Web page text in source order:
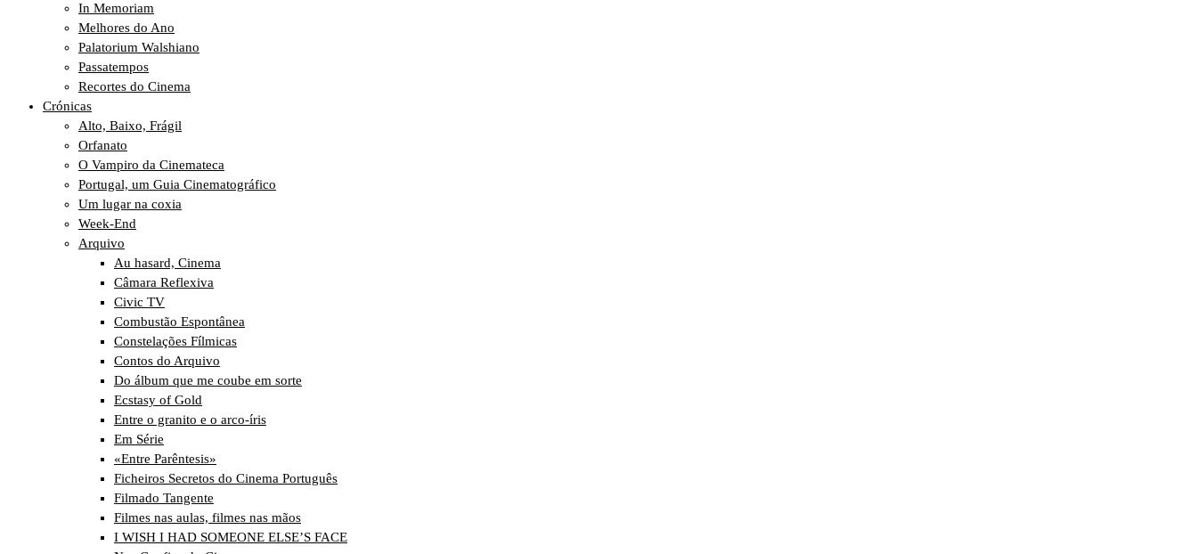
In Memoriam
Melhores do Ano
Palatorium Walshiano
Passatempos
Recortes do Cinema
Crónicas
Alto, Baixo, Frágil
Orfanato
O Vampiro da Cinemateca
Portugal, um Guia Cinematográfico
Um lugar na coxia
Week-End
Arquivo
Au hasard, Cinema
Câmara Reflexiva
Civic TV
Combustão Espontânea
Constelações Fílmicas
Contos do Arquivo
Do álbum que me coube em sorte
Ecstasy of Gold
Entre o granito e o arco-íris
Em Série
«Entre Parêntesis»
Ficheiros Secretos do Cinema Português
Filmado Tangente
Filmes nas aulas, filmes nas mãos
I WISH I HAD SOMEONE ELSE’S FACE